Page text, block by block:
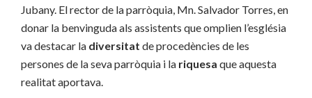
Jubany. El rector de la parròquia, Mn. Salvador Torres, en
donar la benvinguda als assistents que omplien l’església
va destacar la diversitat de procedències de les
persones de la seva parròquia i la riquesa que aquesta
realitat aportava.